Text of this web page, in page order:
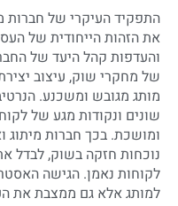
התפקיד העיקרי של חברות
את הזהות הייחודית של
והעדפות קהל היעד של
של מחקרי שוק, עיצוב
מותג מגובש ומשכנע.
שונים ונקודות מגע של
ומושכת. בכך חברות מיתוג
נוכחות חזקה בשוק, לבדל
לקוחות נאמן. הגישה
למותג אלא גם ממצבת את